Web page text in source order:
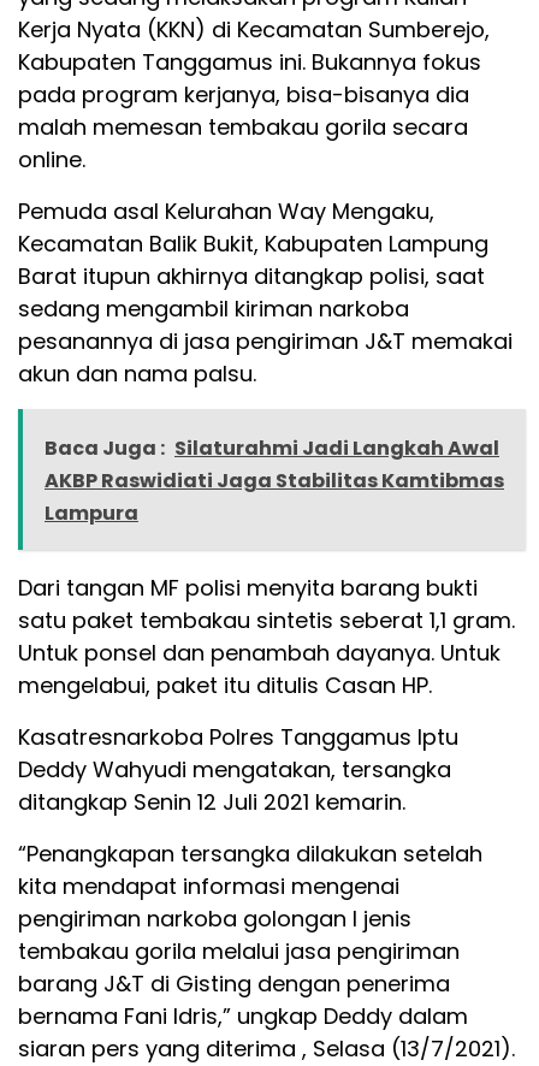
Kerja Nyata (KKN) di Kecamatan Sumberejo,
Kabupaten Tanggamus ini. Bukannya fokus
pada program kerjanya, bisa-bisanya dia
malah memesan tembakau gorila secara
online.
Pemuda asal Kelurahan Way Mengaku,
Kecamatan Balik Bukit, Kabupaten Lampung
Barat itupun akhirnya ditangkap polisi, saat
sedang mengambil kiriman narkoba
pesanannya di jasa pengiriman J&T memakai
akun dan nama palsu.
Baca Juga : Silaturahmi Jadi Langkah Awal
AKBP Raswidiati Jaga Stabilitas Kamtibmas
Lampura
Dari tangan MF polisi menyita barang bukti
satu paket tembakau sintetis seberat 1,1 gram.
Untuk ponsel dan penambah dayanya. Untuk
mengelabui, paket itu ditulis Casan HP.
Kasatresnarkoba Polres Tanggamus Iptu
Deddy Wahyudi mengatakan, tersangka
ditangkap Senin 12 Juli 2021 kemarin.
“Penangkapan tersangka dilakukan setelah
kita mendapat informasi mengenai
pengiriman narkoba golongan I jenis
tembakau gorila melalui jasa pengiriman
barang J&T di Gisting dengan penerima
bernama Fani Idris,” ungkap Deddy dalam
siaran pers yang diterima , Selasa (13/7/2021).